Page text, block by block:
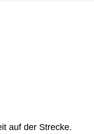
auf der Strecke.